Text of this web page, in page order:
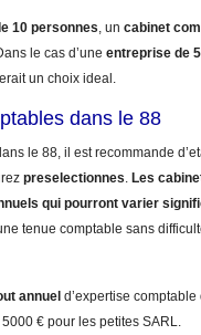
10 personnes, un cabinet
le cas d’une entreprise de
un choix ideal.
dans le 88
le 88, il est recommande
preselectionnes. Les
qui pourront varier
tenue comptable sans
annuel d’expertise
€ pour les petites SARL.